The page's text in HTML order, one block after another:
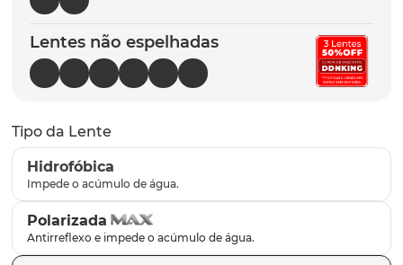
Lentes não espelhadas
Tipo da Lente
Hidrofóbica
Polarizada
7º gasket
8º parafusos
9º latch